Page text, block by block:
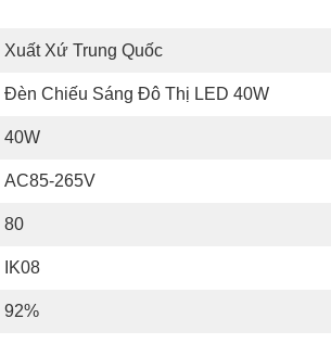
Xuất Xứ Trung Quốc
Đèn Chiếu Sáng Đô Thị LED 40W
40W
AC85-265V
80
IK08
92%